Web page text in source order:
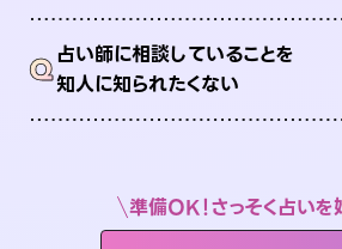
Q占い師に相談していることを
知人に知られたくない
準備OK！さっそく占いを